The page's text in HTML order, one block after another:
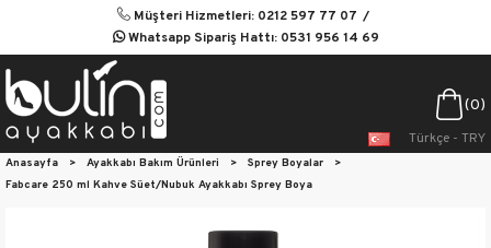
Müşteri Hizmetleri: 0212 597 77 07
Whatsapp Sipariş Hattı: 0531 956 14 69
0
Türkçe - TRY
Anasayfa > Ayakkabı Bakım Ürünleri > Sprey Boyalar
>
Fabcare 250 ml Kahve Süet/Nubuk Ayakkabı Sprey Boya